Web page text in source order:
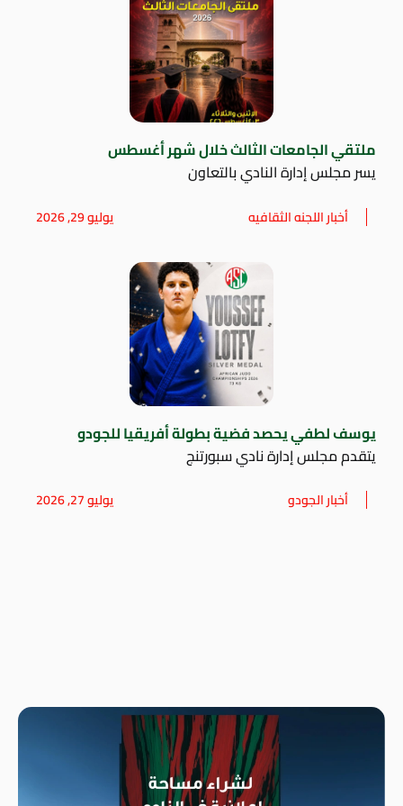
ملتقي الجامعات الثالث خلال شهر أغسطس
يسر مجلس إدارة النادي بالتعاون
أخبار اللجنه الثقافيه يوليو 29, 2026
يوسف لطفي يحصد فضية بطولة أفريقيا للجودو
يتقدم مجلس إدارة نادي سبورتنج
أخبار الجودو يوليو 27, 2026